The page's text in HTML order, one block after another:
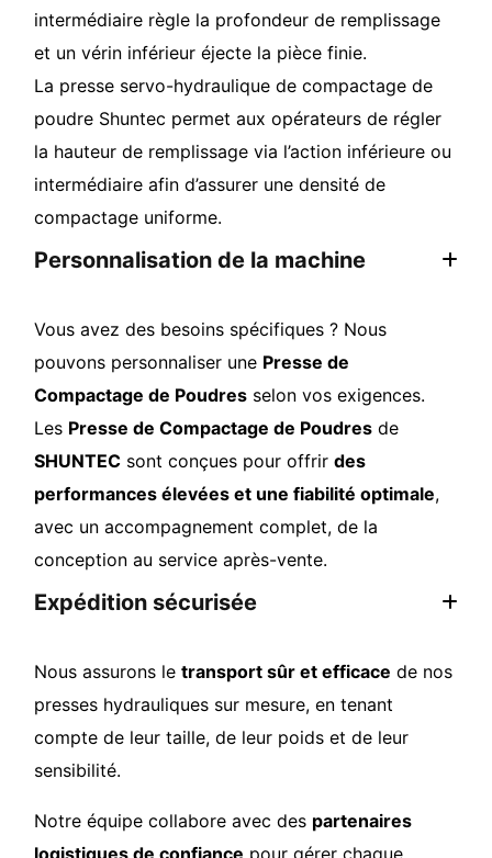
intermédiaire règle la profondeur de remplissage
et un vérin inférieur éjecte la pièce finie.
La presse servo-hydraulique de compactage de
poudre Shuntec permet aux opérateurs de régler
la hauteur de remplissage via l’action inférieure ou
intermédiaire afin d’assurer une densité de
compactage uniforme.
Personnalisation de la machine
Vous avez des besoins spécifiques ? Nous
pouvons personnaliser une Presse de
Compactage de Poudres selon vos exigences.
Les Presse de Compactage de Poudres de
SHUNTEC sont conçues pour offrirdes
performances élevées et une fiabilité optimale,
avec un accompagnement complet, de la
conception au service après-vente.
Expédition sécurisée
Nous assurons letransport sûr et efficace de nos
presses hydrauliques sur mesure, en tenant
compte de leur taille, de leur poids et de leur
sensibilité.
Notre équipe collabore avec des partenaires
logistiques de confiance pour gérer chaque